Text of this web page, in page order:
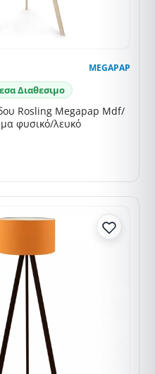
MEGAPAP
Διαθεσιμο
Rosling Megapap Mdf/
φυσικό/λευκό